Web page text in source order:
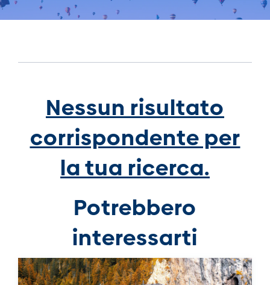
Nessun risultato
corrispondente per
la tua ricerca.
Potrebbero
interessarti